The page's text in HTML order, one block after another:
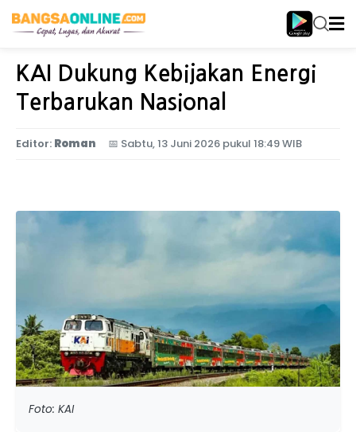
Home Birokrasi
KAI Dukung Kebijakan Energi
Terbarukan Nasional
Editor: Roman 📅 Sabtu, 13 Juni 2026 pukul 18:49 WIB
Foto: KAI